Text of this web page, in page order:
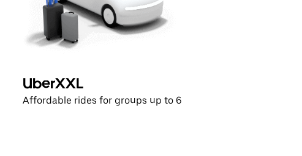
UberXXL
Affordable rides for groups up to 6